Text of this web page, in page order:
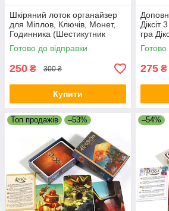
Шкіряний лоток органайзер
для Міплов, Ключів, Монет,
Годинника (Шестикутник
25х25)
Готово до відправки
250 ₴ 300 ₴
Купити
Діксіт
гра
Готово
275 ₴
Топ продажів –53% –54%